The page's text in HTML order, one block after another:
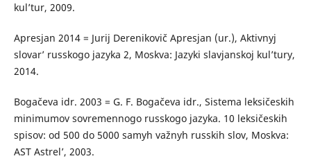
kul’tur, 2009.
Apresjan 2014 = Jurij Derenikovič Apresjan (ur.), Aktivnyj
slovar’ russkogo jazyka 2, Moskva: Jazyki slavjanskoj kul’tury,
2014.
Bogačeva idr. 2003 = G. F. Bogačeva idr., Sistema leksičeskih
minimumov sovremennogo russkogo jazyka. 10 leksičeskih
spisov: od 500 do 5000 samyh važnyh russkih slov, Moskva:
AST Astrel’, 2003.